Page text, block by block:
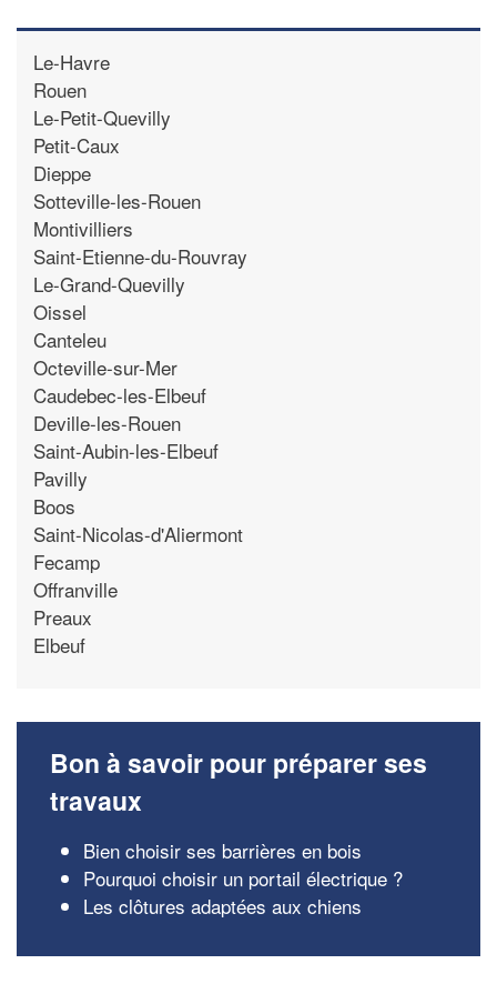
Le-Havre
Rouen
Le-Petit-Quevilly
Petit-Caux
Dieppe
Sotteville-les-Rouen
Montivilliers
Saint-Etienne-du-Rouvray
Le-Grand-Quevilly
Oissel
Canteleu
Octeville-sur-Mer
Caudebec-les-Elbeuf
Deville-les-Rouen
Saint-Aubin-les-Elbeuf
Pavilly
Boos
Saint-Nicolas-d'Aliermont
Fecamp
Offranville
Preaux
Elbeuf
Bon à savoir pour préparer ses
travaux
Bien choisir ses barrières en bois
Pourquoi choisir un portail électrique ?
Les clôtures adaptées aux chiens